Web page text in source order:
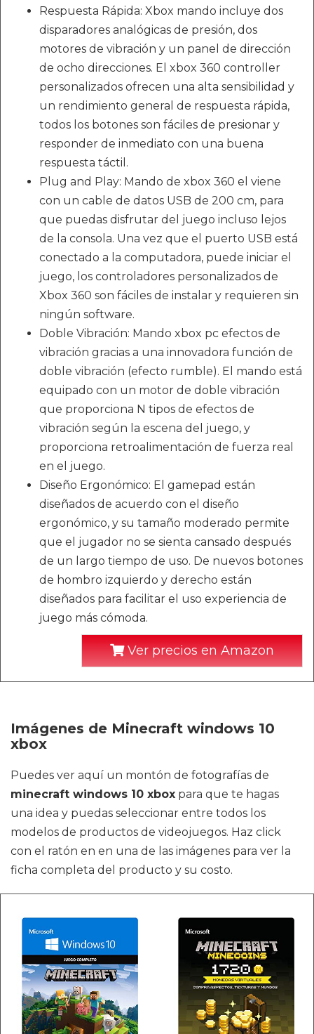
Respuesta Rápida: Xbox mando incluye dos
disparadores analógicas de presión, dos
motores de vibración y un panel de dirección
de ocho direcciones. El xbox 360 controller
personalizados ofrecen una alta sensibilidad y
un rendimiento general de respuesta rápida,
todos los botones son fáciles de presionar y
responder de inmediato con una buena
respuesta táctil.
Plug and Play: Mando de xbox 360 el viene
con un cable de datos USB de 200 cm, para
que puedas disfrutar del juego incluso lejos
de la consola. Una vez que el puerto USB está
conectado a la computadora, puede iniciar el
juego, los controladores personalizados de
Xbox 360 son fáciles de instalar y requieren sin
ningún software.
Doble Vibración: Mando xbox pc efectos de
vibración gracias a una innovadora función de
doble vibración (efecto rumble). El mando está
equipado con un motor de doble vibración
que proporciona N tipos de efectos de
vibración según la escena del juego, y
proporciona retroalimentación de fuerza real
en el juego.
Diseño Ergonómico: El gamepad están
diseñados de acuerdo con el diseño
ergonómico, y su tamaño moderado permite
que el jugador no se sienta cansado después
de un largo tiempo de uso. De nuevos botones
de hombro izquierdo y derecho están
diseñados para facilitar el uso experiencia de
juego más cómoda.
Ver precios en Amazon
Imágenes de Minecraft windows 10
xbox
Puedes ver aquí un montón de fotografías de
minecraft windows 10 xbox para que te hagas
una idea y puedas seleccionar entre todos los
modelos de productos de videojuegos. Haz click
con el ratón en en una de las imágenes para ver la
ficha completa del producto y su costo.